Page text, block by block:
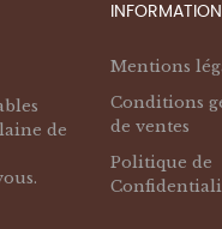
de
Mentions
Conditions
de ventes
Politique de